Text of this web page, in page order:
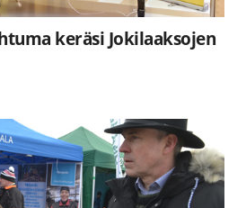
keräsi Jokilaaksojen